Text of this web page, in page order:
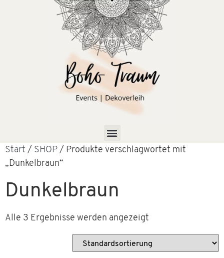
Start / SHOP / Produkte verschlagwortet mit
„Dunkelbraun“
Dunkelbraun
Alle 3 Ergebnisse werden angezeigt